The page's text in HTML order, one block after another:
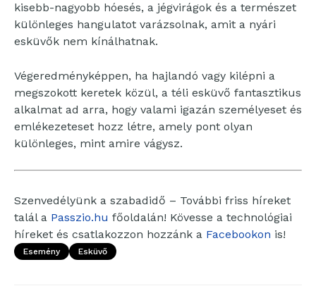
kisebb-nagyobb hóesés, a jégvirágok és a természet
különleges hangulatot varázsolnak, amit a nyári
esküvők nem kínálhatnak.
Végeredményképpen, ha hajlandó vagy kilépni a
megszokott keretek közül, a téli esküvő fantasztikus
alkalmat ad arra, hogy valami igazán személyeset és
emlékezeteset hozz létre, amely pont olyan
különleges, mint amire vágysz.
Szenvedélyünk a szabadidő – További friss híreket
talál a Passzio.hu főoldalán! Kövesse a technológiai
híreket és csatlakozzon hozzánk a Facebookon is!
Esemény Esküvő